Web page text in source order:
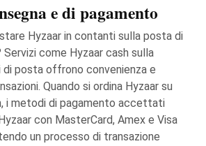
e di pagamento
Hyzaar in contanti sulla posta di
come Hyzaar cash sulla
di posta offrono convenienza e
Quando si ordina Hyzaar su
i metodi di pagamento accettati
con MasterCard, Amex e Visa
un processo di transazione